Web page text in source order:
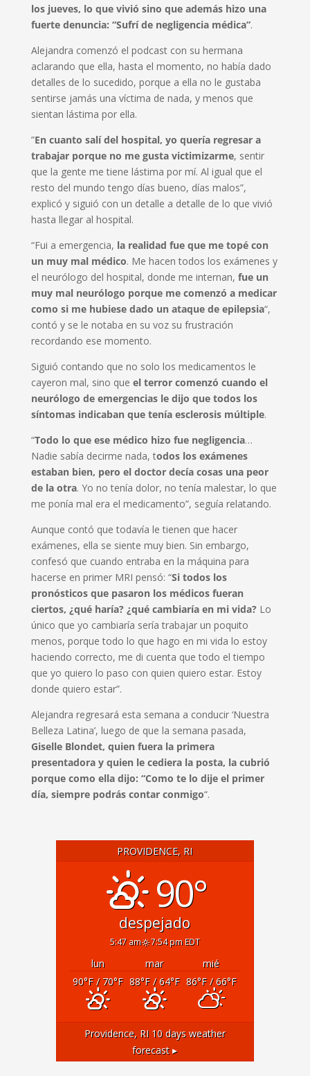
los jueves, lo que vivió sino que además hizo una
fuerte denuncia: “Sufrí de negligencia médica”.
Alejandra comenzó el podcast con su hermana
aclarando que ella, hasta el momento, no había dado
detalles de lo sucedido, porque a ella no le gustaba
sentirse jamás una víctima de nada, y menos que
sientan lástima por ella.
”En cuanto salí del hospital, yo quería regresar a
trabajar porque no me gusta victimizarme, sentir
que la gente me tiene lástima por mí. Al igual que el
resto del mundo tengo días bueno, días malos”,
explicó y siguió con un detalle a detalle de lo que vivió
hasta llegar al hospital.
“Fui a emergencia, la realidad fue que me topé con
un muy mal médico. Me hacen todos los exámenes y
el neurólogo del hospital, donde me internan, fue un
muy mal neurólogo porque me comenzó a medicar
como si me hubiese dado un ataque de epilepsia“,
contó y se le notaba en su voz su frustración
recordando ese momento.
Siguió contando que no solo los medicamentos le
cayeron mal, sino que el terror comenzó cuando el
neurólogo de emergencias le dijo que todos los
síntomas indicaban que tenía esclerosis múltiple.
“Todo lo que ese médico hizo fue negligencia…
Nadie sabía decirme nada, todos los exámenes
estaban bien, pero el doctor decía cosas una peor
de la otra. Yo no tenía dolor, no tenía malestar, lo que
me ponía mal era el medicamento”, seguía relatando.
Aunque contó que todavía le tienen que hacer
exámenes, ella se siente muy bien. Sin embargo,
confesó que cuando entraba en la máquina para
hacerse en primer MRI pensó: “Si todos los
pronósticos que pasaron los médicos fueran
ciertos, ¿qué haría? ¿qué cambiaría en mi vida? Lo
único que yo cambiaría sería trabajar un poquito
menos, porque todo lo que hago en mi vida lo estoy
haciendo correcto, me di cuenta que todo el tiempo
que yo quiero lo paso con quien quiero estar. Estoy
donde quiero estar”.
Alejandra regresará esta semana a conducir ‘Nuestra
Belleza Latina’, luego de que la semana pasada,
Giselle Blondet, quien fuera la primera
presentadora y quien le cediera la posta, la cubrió
porque como ella dijo: “Como te lo dije el primer
día, siempre podrás contar conmigo“.
PROVIDENCE, RI
90°
despejado
5:47 am 7:54 pm EDT
lun mar
mié
90°F/ 70°F 88°F/ 64°F 86°F/ 66°F
Providence, RI10 days weather
forecast ▸